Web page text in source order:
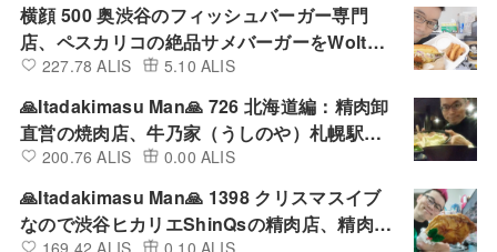
横顔 500 奥渋谷のフィッシュバーガー専門
店、ペスカリコの絶品サメバーガーをWoltで
デリバリーして食べてみた
227.78 ALIS 5.10 ALIS
🙏Itadakimasu Man🙏 726 北海道編：精肉卸
直営の焼肉店、牛乃家（うしのや）札幌駅北
口店の満腹ランチ定食を店内で食べてみた
200.76 ALIS 0.00 ALIS
🙏Itadakimasu Man🙏 1398 クリスマスイブ
なので渋谷ヒカリエShinQsの精肉店、精肉あ
169.42 ALIS 0.10 ALIS